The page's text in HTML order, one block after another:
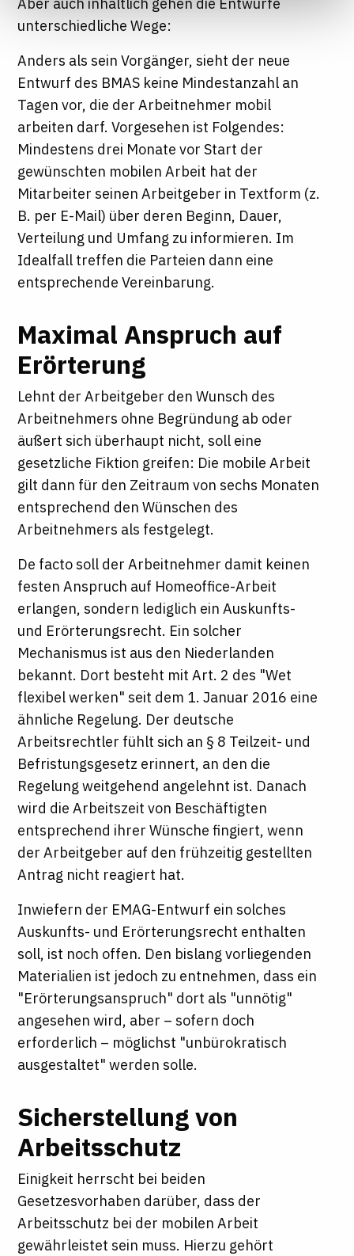
Informationen finden Sie in unseren
Datenschutzhinweisen
Aber auch inhaltlich gehen die Entwürfe
unterschiedliche Wege:
Anders als sein Vorgänger, sieht der neue
Entwurf des BMAS keine Mindestanzahl an
Tagen vor, die der Arbeitnehmer mobil
arbeiten darf. Vorgesehen ist Folgendes:
Mindestens drei Monate vor Start der
gewünschten mobilen Arbeit hat der
Mitarbeiter seinen Arbeitgeber in Textform (z.
B. per E-Mail) über deren Beginn, Dauer,
Verteilung und Umfang zu informieren. Im
Idealfall treffen die Parteien dann eine
entsprechende Vereinbarung.
Maximal Anspruch auf
Erörterung
Lehnt der Arbeitgeber den Wunsch des
Arbeitnehmers ohne Begründung ab oder
äußert sich überhaupt nicht, soll eine
gesetzliche Fiktion greifen: Die mobile Arbeit
gilt dann für den Zeitraum von sechs Monaten
entsprechend den Wünschen des
Arbeitnehmers als festgelegt.
De facto soll der Arbeitnehmer damit keinen
festen Anspruch auf Homeoffice-Arbeit
erlangen, sondern lediglich ein Auskunfts-
und Erörterungsrecht. Ein solcher
Mechanismus ist aus den Niederlanden
bekannt. Dort besteht mit Art. 2 des "Wet
flexibel werken" seit dem 1. Januar 2016 eine
ähnliche Regelung. Der deutsche
Arbeitsrechtler fühlt sich an § 8 Teilzeit- und
Befristungsgesetz erinnert, an den die
Regelung weitgehend angelehnt ist. Danach
wird die Arbeitszeit von Beschäftigten
entsprechend ihrer Wünsche fingiert, wenn
der Arbeitgeber auf den frühzeitig gestellten
Antrag nicht reagiert hat.
Inwiefern der EMAG-Entwurf ein solches
Auskunfts- und Erörterungsrecht enthalten
soll, ist noch offen. Den bislang vorliegenden
Materialien ist jedoch zu entnehmen, dass ein
"Erörterungsanspruch" dort als "unnötig"
angesehen wird, aber – sofern doch
erforderlich – möglichst "unbürokratisch
ausgestaltet" werden solle.
Sicherstellung von
Arbeitsschutz
Einigkeit herrscht bei beiden
Gesetzesvorhaben darüber, dass der
Arbeitsschutz bei der mobilen Arbeit
gewährleistet sein muss. Hierzu gehört